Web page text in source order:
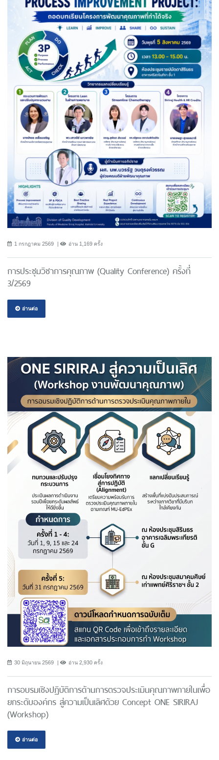
1 กรกฎาคม 2569 อ่าน 1,169 ครั้ง
การประชุมวิชาการคุณภาพ (Quality Conference) ครั้งที่
3/2569
อ่านต่อ
30 มิถุนายน 2569 อ่าน 2,930 ครั้ง
การอบรมเชิงปฏิบัติการด้านการตรวจประเมินคุณภาพภายในเพื่อ
ยกระดับองค์กร สู่ความเป็นเลิศด้วย Concept ONE SIRIRAJ
(Workshop)
อ่านต่อ